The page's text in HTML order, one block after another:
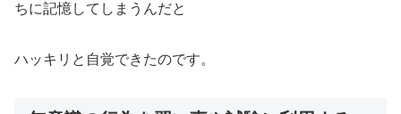
ちに記憶してしまうんだと
ハッキリと自覚できたのです。